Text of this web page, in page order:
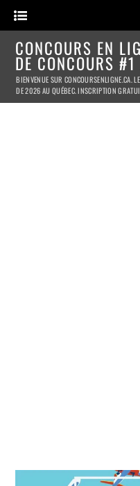
CONCOURS EN
DE CONCOURS
BIENVENUE SUR CONCOURSENLIGNE.CA.
DE 2026 AU QUÉBEC. INSCRIPTION